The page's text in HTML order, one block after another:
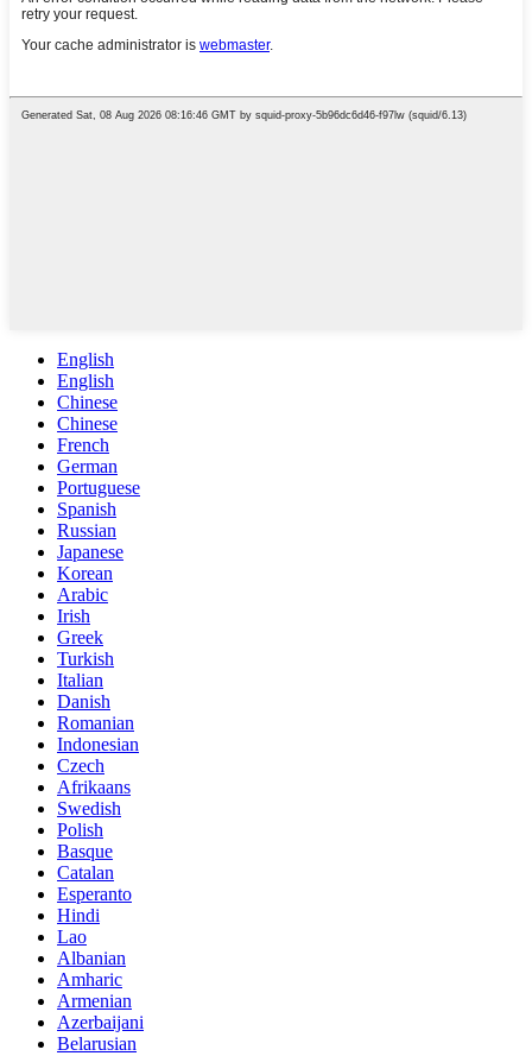
English
English
Chinese
Chinese
French
German
Portuguese
Spanish
Russian
Japanese
Korean
Arabic
Irish
Greek
Turkish
Italian
Danish
Romanian
Indonesian
Czech
Afrikaans
Swedish
Polish
Basque
Catalan
Esperanto
Hindi
Lao
Albanian
Amharic
Armenian
Azerbaijani
Belarusian